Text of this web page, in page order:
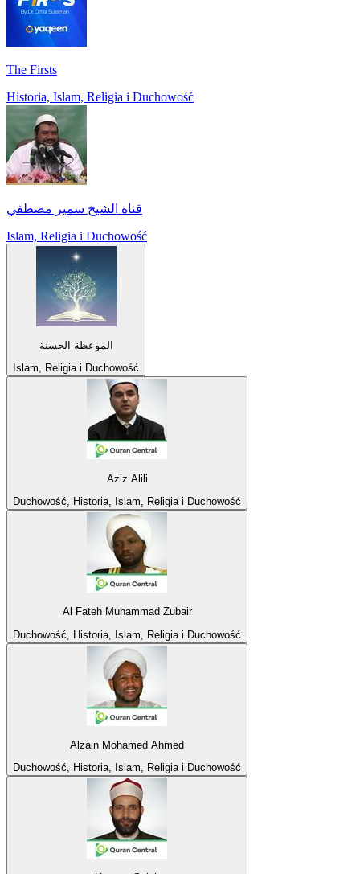
The Firsts
Historia, Islam, Religia i Duchowość
قناة الشيخ سمير مصطفي
Islam, Religia i Duchowość
الموعظة الحسنة
Islam, Religia i Duchowość
Aziz Alili
Duchowość, Historia, Islam, Religia i Duchowość
Al Fateh Muhammad Zubair
Duchowość, Historia, Islam, Religia i Duchowość
Alzain Mohamed Ahmed
Duchowość, Historia, Islam, Religia i Duchowość